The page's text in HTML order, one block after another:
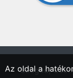
"Szeged,
Az oldal a